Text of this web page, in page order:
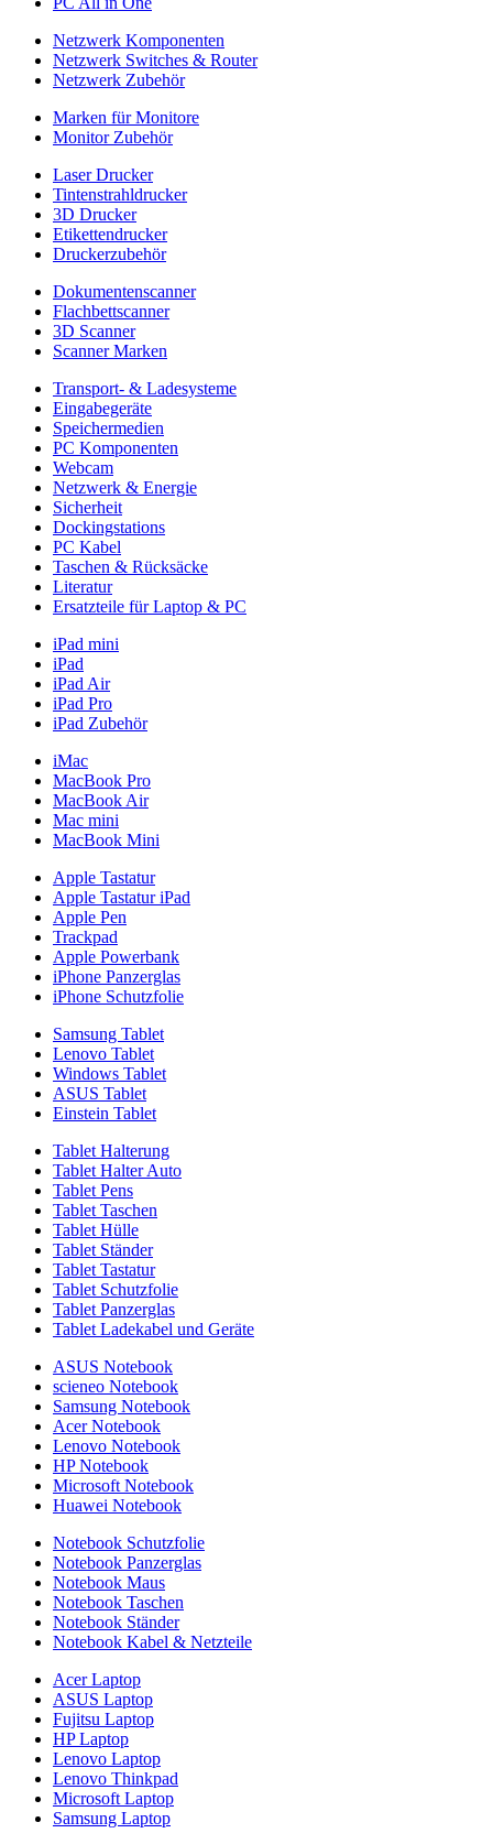
Netzwerk Komponenten
Netzwerk Switches & Router
Netzwerk Zubehör
Marken für Monitore
Monitor Zubehör
Laser Drucker
Tintenstrahldrucker
3D Drucker
Etikettendrucker
Druckerzubehör
Dokumentenscanner
Flachbettscanner
3D Scanner
Scanner Marken
Transport- & Ladesysteme
Eingabegeräte
Speichermedien
PC Komponenten
Webcam
Netzwerk & Energie
Sicherheit
Dockingstations
PC Kabel
Taschen & Rücksäcke
Literatur
Ersatzteile für Laptop & PC
iPad mini
iPad
iPad Air
iPad Pro
iPad Zubehör
iMac
MacBook Pro
MacBook Air
Mac mini
MacBook Mini
Apple Tastatur
Apple Tastatur iPad
Apple Pen
Trackpad
Apple Powerbank
iPhone Panzerglas
iPhone Schutzfolie
Samsung Tablet
Lenovo Tablet
Windows Tablet
ASUS Tablet
Einstein Tablet
Tablet Halterung
Tablet Halter Auto
Tablet Pens
Tablet Taschen
Tablet Hülle
Tablet Ständer
Tablet Tastatur
Tablet Schutzfolie
Tablet Panzerglas
Tablet Ladekabel und Geräte
ASUS Notebook
scieneo Notebook
Samsung Notebook
Acer Notebook
Lenovo Notebook
HP Notebook
Microsoft Notebook
Huawei Notebook
Notebook Schutzfolie
Notebook Panzerglas
Notebook Maus
Notebook Taschen
Notebook Ständer
Notebook Kabel & Netzteile
Acer Laptop
ASUS Laptop
Fujitsu Laptop
HP Laptop
Lenovo Laptop
Lenovo Thinkpad
Microsoft Laptop
Samsung Laptop